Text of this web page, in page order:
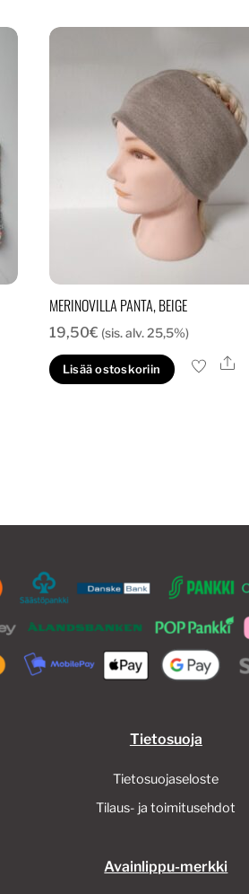
MERINOVILLA PANTA, BEIGE
19,50€ (sis. alv. 25,5%)
Lisää ostoskoriin Ale
Tietosuoja
Tietosuojaseloste
Tilaus- ja toimitusehdot
Avainlippu-merkki